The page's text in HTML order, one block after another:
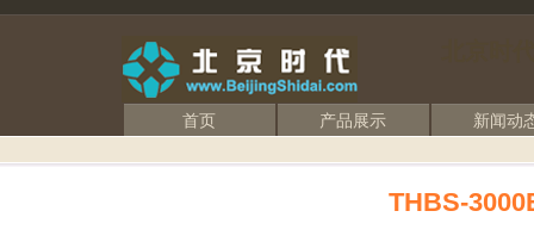
首页 产品展示 新闻动
THBS-